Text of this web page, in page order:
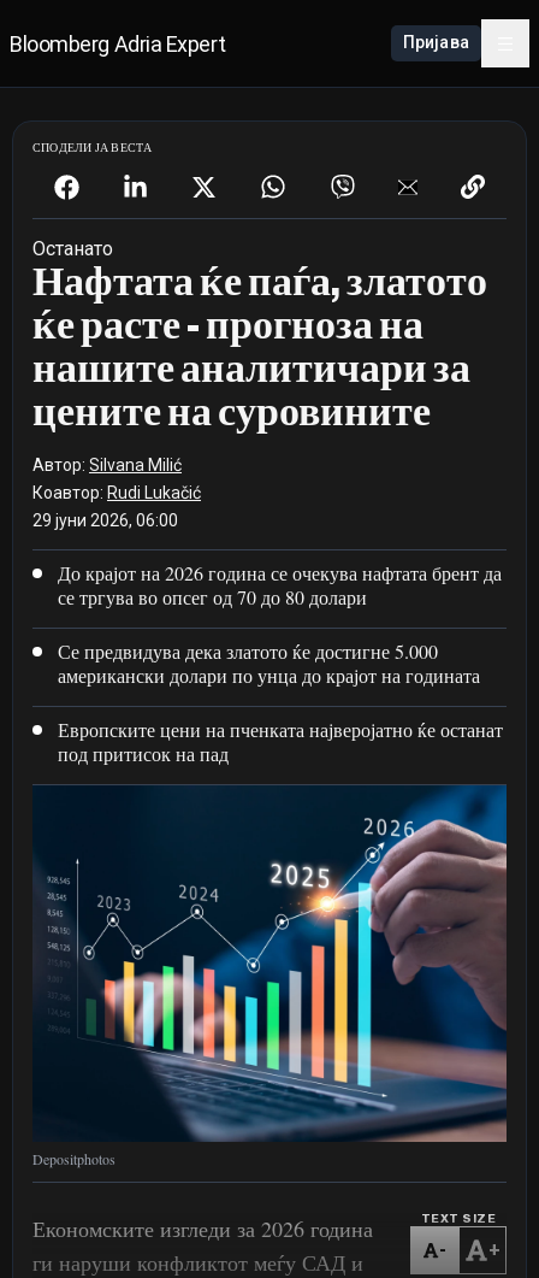
Bloomberg Adria Expert Пријава
СПОДЕЛИ ЈА ВЕСТА
Останато
Нафтата ќе паѓа, златото
ќе расте - прогноза на
нашите аналитичари за
цените на суровините
Автор: Silvana Milić
Коавтор: Rudi Lukačić
29 јуни 2026, 06:00
До крајот на 2026 година се очекува нафтата брент да
се тргува во опсег од 70 до 80 долари
Се предвидува дека златото ќе достигне 5.000
американски долари по унца до крајот на годината
Европските цени на пченката најверојатно ќе останат
под притисок на пад
Depositphotos
TEXT SIZE
- +
Економските изгледи за 2026 година
ги наруши конфликтот меѓу САД и